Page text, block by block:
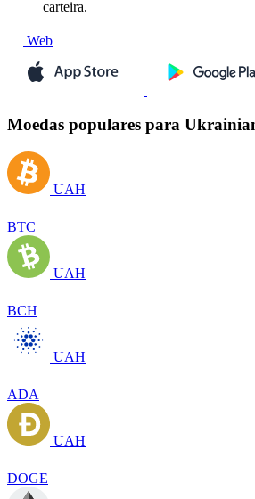
carteira.
Web
Moedas populares para
UAH
BTC
UAH
BCH
UAH
ADA
UAH
DOGE